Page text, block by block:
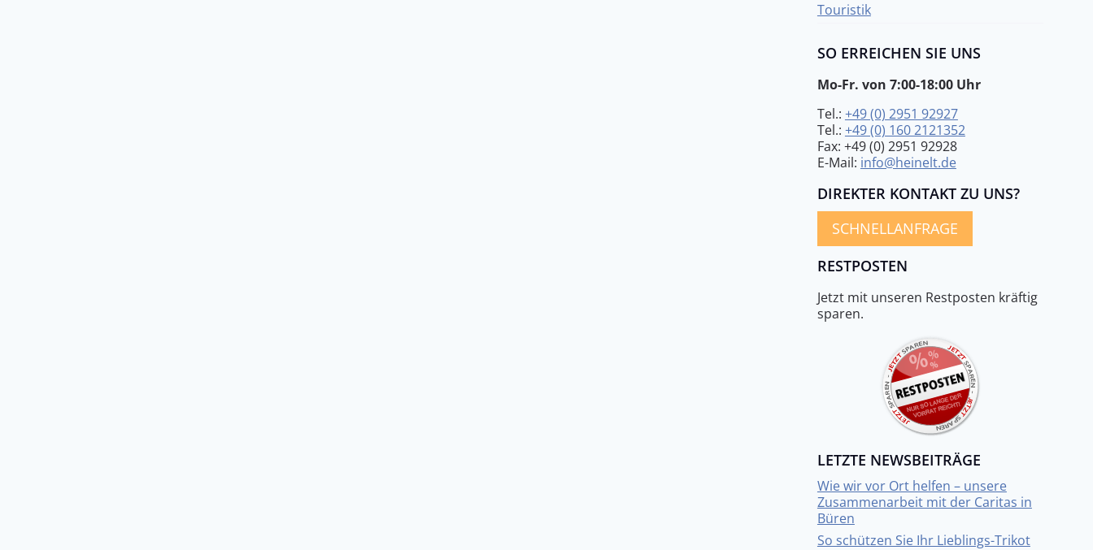
Touristik
SO ERREICHEN SIE UNS
Mo-Fr. von 7:00-18:00 Uhr
Tel.: +49 (0) 2951 92927
Tel.: +49 (0) 160 2121352
Fax: +49 (0) 2951 92928
E-Mail: info@heinelt.de
DIREKTER KONTAKT ZU UNS?
SCHNELLANFRAGE
RESTPOSTEN
Jetzt mit unseren Restposten kräftig
sparen.
LETZTE NEWSBEITRÄGE
Wie wir vor Ort helfen – unsere
Zusammenarbeit mit der Caritas in
Büren
So schützen Sie Ihr Lieblings-Trikot